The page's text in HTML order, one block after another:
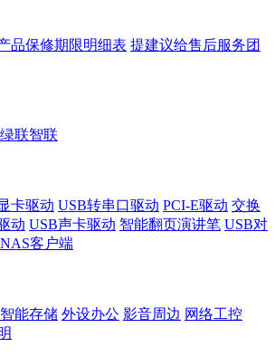
品保修期限明细表 提建议给售后服务团
绿联智联
卡驱动 USB转串口驱动 PCI-E驱动 交换
动 USB声卡驱动 智能翻页演讲笔 USB对
NAS客户端
智能存储 外设办公 影音周边 网络工控